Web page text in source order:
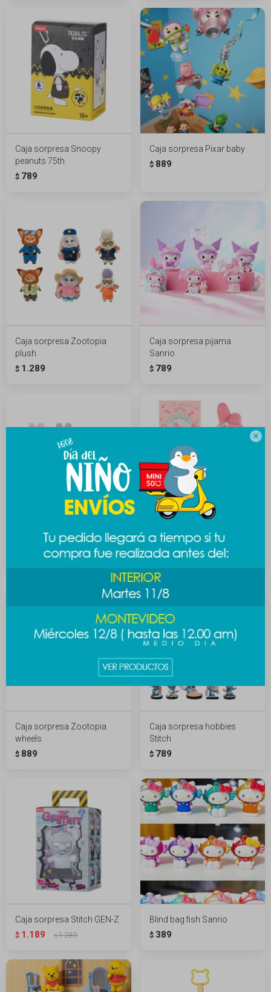

Caja sorpresa Snoopy
peanuts 75th
$ 789
Caja sorpresa Pixar baby
$ 889
Caja sorpresa Zootopia
plush
$ 1.289
Caja sorpresa pijama
Sanrio
$ 789
Caja sorpresa conejito
Caja sorpresa Sanrio tea
party
689
Caja sorpresa Zootopia
wheels
$ 889
Caja sorpresa hobbies
Stitch
$ 789
Caja sorpresa Stitch GEN-Z
$ 1.189 $1.289
Blind bag fish Sanrio
$ 389